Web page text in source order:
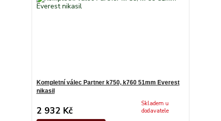
Kompletní válec Partner k750, k760 51mm Everest
nikasil
2 932 Kč
Skladem u
dodavatele